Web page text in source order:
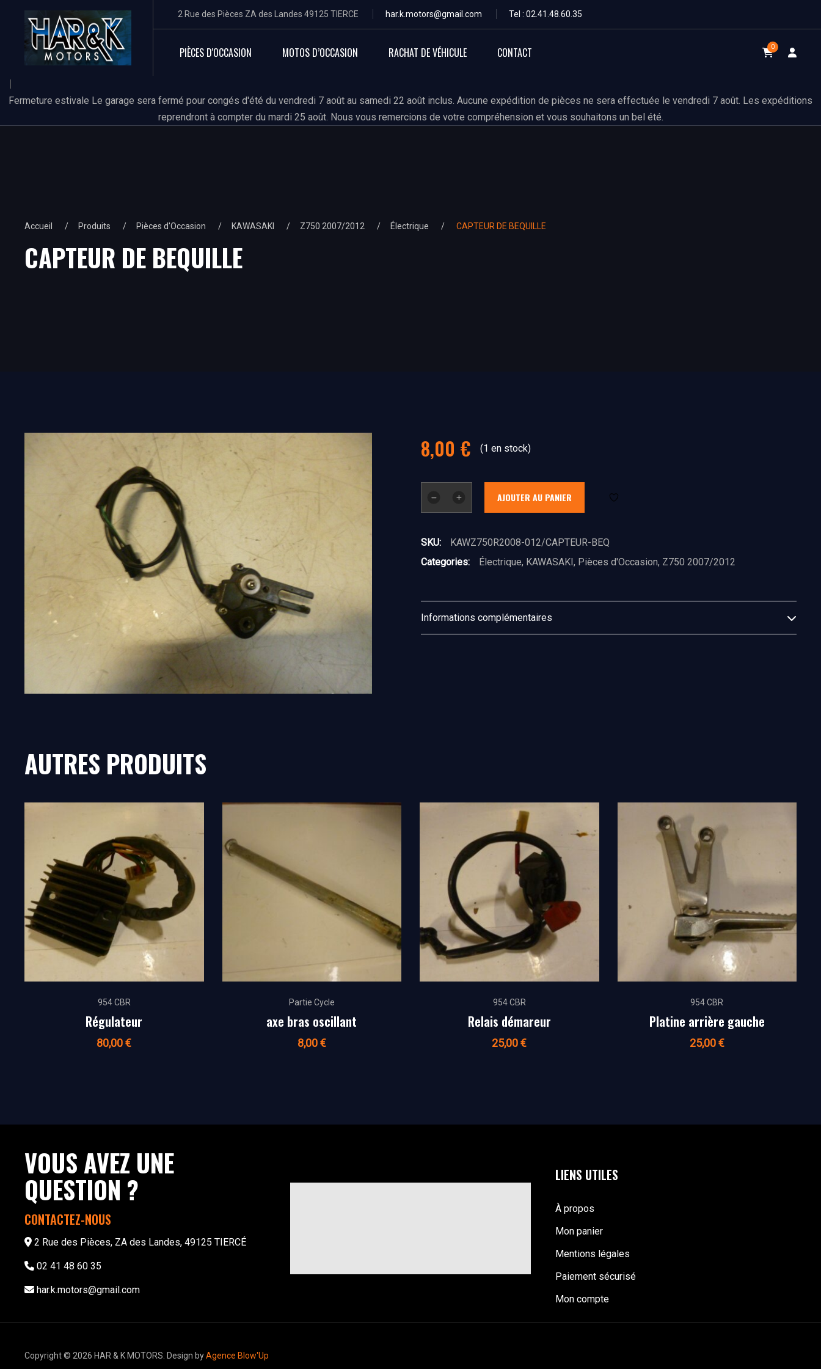
2 Rue des Pièces ZA des Landes 49125 TIERCE har.k.motors@gmail.com Tel : 02.41.48.60.35
PIÈCES D'OCCASION MOTOS D’OCCASION RACHAT DE VÉHICULE CONTACT 0
Fermeture estivale Le garage sera fermé pour congés d'été du vendredi 7 août au samedi 22 août inclus. Aucune expédition de pièces ne sera effectuée le vendredi 7 août. Les expéditions
reprendront à compter du mardi 25 août. Nous vous remercions de votre compréhension et vous souhaitons un bel été.
Accueil Produits Pièces d'Occasion KAWASAKI Z750 2007/2012 Électrique CAPTEUR DE BEQUILLE
CAPTEUR DE BEQUILLE
8,00 € (1 en stock)
DE
BEQUILLE
AJOUTER AU PANIER
SKU:
KAWZ750R2008-012/CAPTEUR-BEQ
Categories:
Électrique, KAWASAKI, Pièces d'Occasion, Z750 2007/2012
Informations complémentaires
AUTRES PRODUITS
954 CBR
Régulateur
80,00€
Partie Cycle
axe bras oscillant
8,00€
954 CBR
Relais démareur
25,00€
954 CBR
Platine arrière gauche
25,00€
VOUS AVEZ UNE
QUESTION ?
CONTACTEZ-NOUS
2 Rue des Pièces, ZA des Landes, 49125 TIERCÉ
02 41 48 60 35
har.k.motors@gmail.com
LIENS UTILES
À propos
Mon panier
Mentions légales
Paiement sécurisé
Mon compte
Copyright © 2026 HAR & K MOTORS. Design byAgence Blow'Up